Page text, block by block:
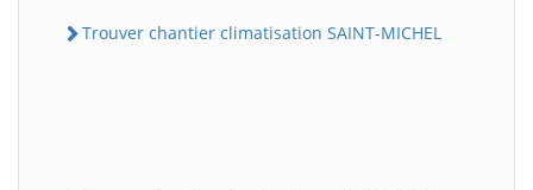
Trouver chantier climatisation SAINT-MICHEL